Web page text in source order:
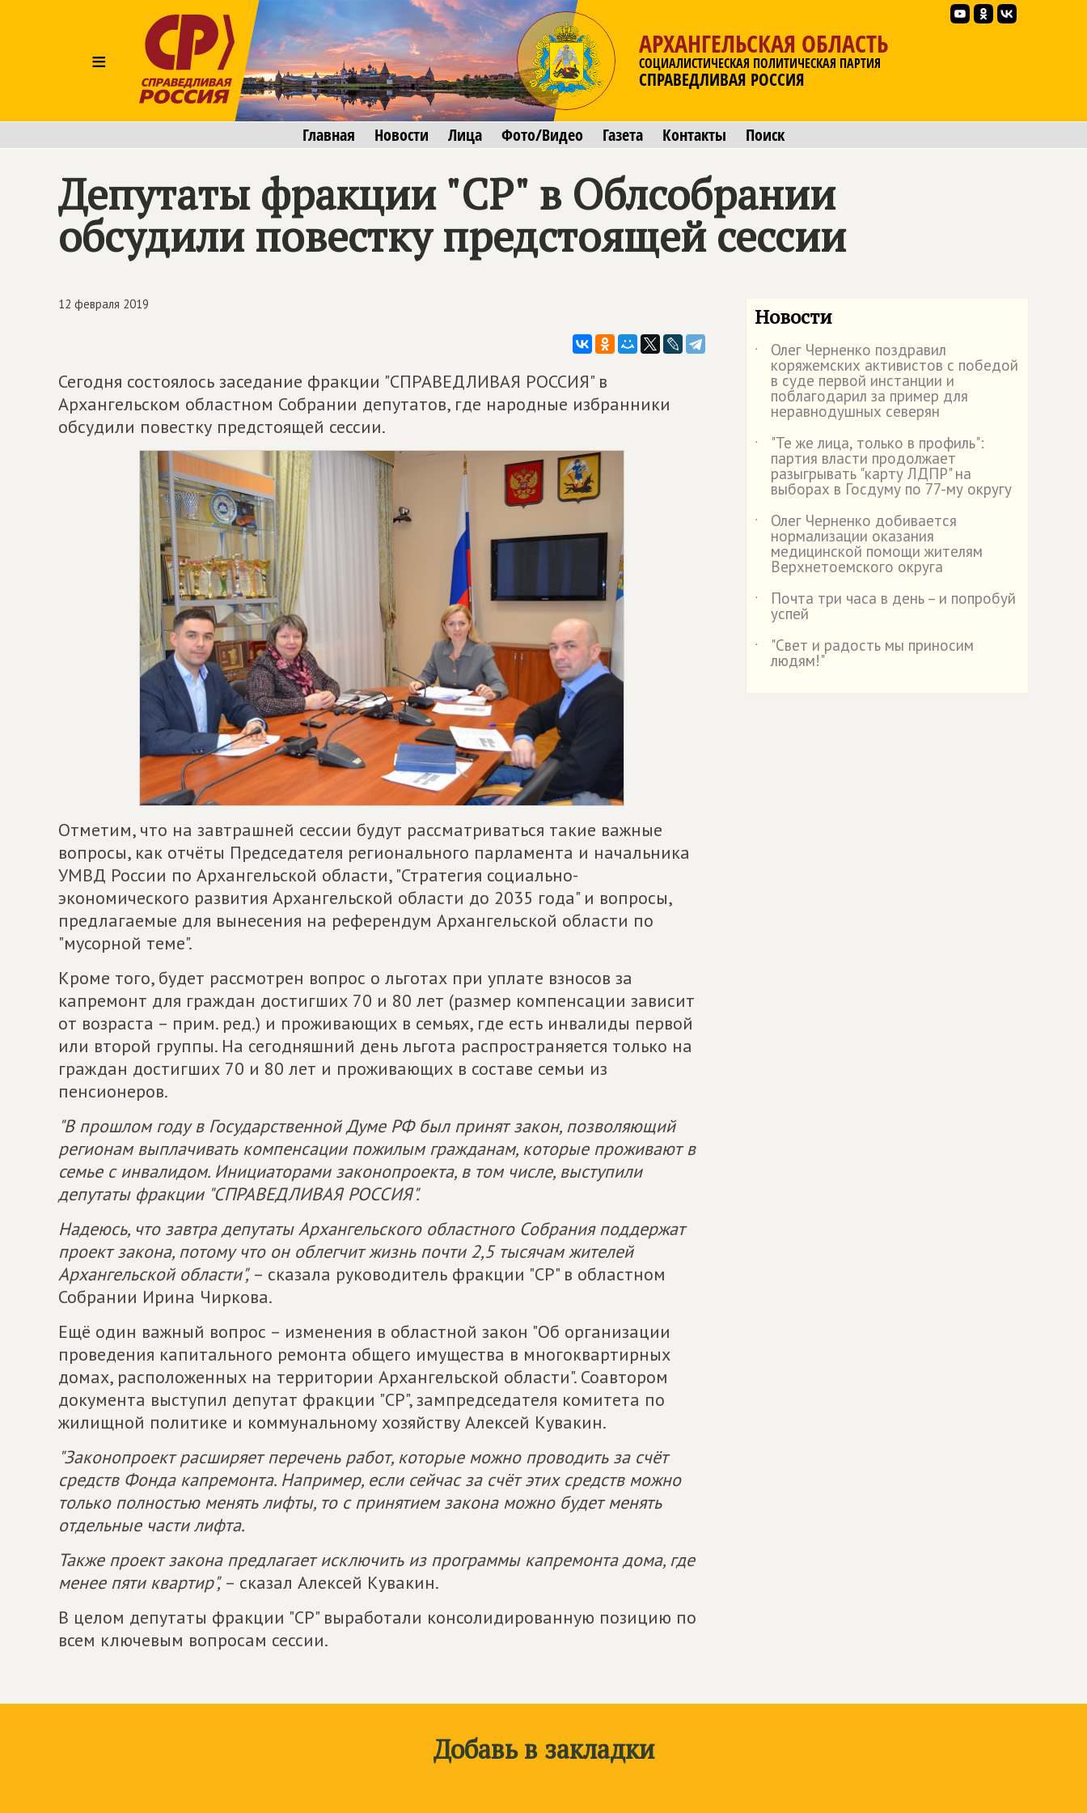
≡
АРХАНГЕЛЬСКАЯ ОБЛАСТЬ
СОЦИАЛИСТИЧЕСКАЯ ПОЛИТИЧЕСКАЯ ПАРТИЯ
СПРАВЕДЛИВАЯ РОССИЯ
Главная Новости Лица Фото/Видео Газета Контакты Поиск
Депутаты фракции "СР" в Облсобрании
обсудили повестку предстоящей сессии
12 февраля 2019
Сегодня состоялось заседание фракции "СПРАВЕДЛИВАЯ РОССИЯ" в
Архангельском областном Собрании депутатов, где народные избранники
обсудили повестку предстоящей сессии.
Отметим, что на завтрашней сессии будут рассматриваться такие важные
вопросы, как отчёты Председателя регионального парламента и начальника
УМВД России по Архангельской области, "Стратегия социально-
экономического развития Архангельской области до 2035 года" и вопросы,
предлагаемые для вынесения на референдум Архангельской области по
"мусорной теме".
Кроме того, будет рассмотрен вопрос о льготах при уплате взносов за
капремонт для граждан достигших 70 и 80 лет (размер компенсации зависит
от возраста – прим. ред.) и проживающих в семьях, где есть инвалиды первой
или второй группы. На сегодняшний день льгота распространяется только на
граждан достигших 70 и 80 лет и проживающих в составе семьи из
пенсионеров.
"В прошлом году в Государственной Думе РФ был принят закон, позволяющий
регионам выплачивать компенсации пожилым гражданам, которые проживают в
семье с инвалидом. Инициаторами законопроекта, в том числе, выступили
депутаты фракции "СПРАВЕДЛИВАЯ РОССИЯ".
Надеюсь, что завтра депутаты Архангельского областного Собрания поддержат
проект закона, потому что он облегчит жизнь почти 2,5 тысячам жителей
Архангельской области", – сказала руководитель фракции "СР" в областном
Собрании Ирина Чиркова.
Ещё один важный вопрос – изменения в областной закон "Об организации
проведения капитального ремонта общего имущества в многоквартирных
домах, расположенных на территории Архангельской области". Соавтором
документа выступил депутат фракции "СР", зампредседателя комитета по
жилищной политике и коммунальному хозяйству Алексей Кувакин.
"Законопроект расширяет перечень работ, которые можно проводить за счёт
средств Фонда капремонта. Например, если сейчас за счёт этих средств можно
только полностью менять лифты, то с принятием закона можно будет менять
отдельные части лифта.
Также проект закона предлагает исключить из программы капремонта дома, где
менее пяти квартир", – сказал Алексей Кувакин.
В целом депутаты фракции "СР" выработали консолидированную позицию по
всем ключевым вопросам сессии.
Новости
˙ Олег Черненко поздравил
коряжемских активистов с победой
в суде первой инстанции и
поблагодарил за пример для
неравнодушных северян
˙
"Те же лица, только в профиль":
партия власти продолжает
разыгрывать "карту ЛДПР" на
выборах в Госдуму по 77-му округу
˙
Олег Черненко добивается
нормализации оказания
медицинской помощи жителям
Верхнетоемского округа
˙
Почта три часа в день – и попробуй
успей
˙
"Свет и радость мы приносим
людям!"
Добавь в закладки